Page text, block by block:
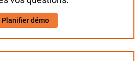
Planifier démo